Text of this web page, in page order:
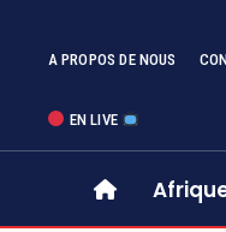
A PROPOS DE NOUS
EN LIVE